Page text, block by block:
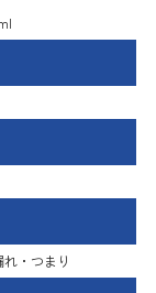
・つまり